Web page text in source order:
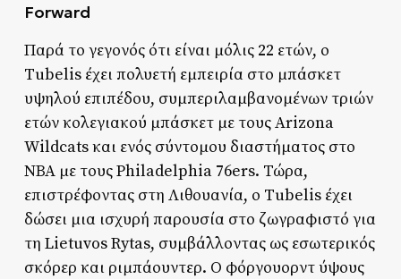
Forward
Παρά το γεγονός ότι είναι μόλις 22 ετών, ο
Tubelis έχει πολυετή εμπειρία στο μπάσκετ
υψηλού επιπέδου, συμπεριλαμβανομένων τριών
ετών κολεγιακού μπάσκετ με τους Arizona
Wildcats και ενός σύντομου διαστήματος στο
ΝΒΑ με τους Philadelphia 76ers. Τώρα,
επιστρέφοντας στη Λιθουανία, ο Tubelis έχει
δώσει μια ισχυρή παρουσία στο ζωγραφιστό για
τη Lietuvos Rytas, συμβάλλοντας ως εσωτερικός
σκόρερ και ριμπάουντερ. Ο φόργουορντ ύψους